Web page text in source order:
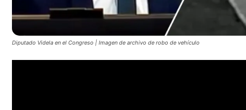
Diputado Videla en el Congreso | Imagen de archivo de robo de vehículo